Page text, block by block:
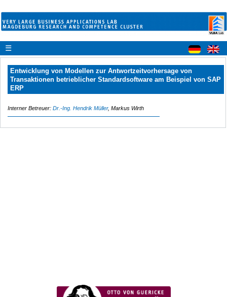
☰
Entwicklung von Modellen zur Antwortzeitvorhersage von
Transaktionen betrieblicher Standardsoftware am Beispiel von SAP
ERP
Interner Betreuer: Dr.-Ing. Hendrik Müller, Markus Wirth